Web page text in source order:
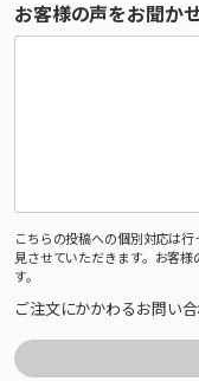
お客様の声をお聞か
こちらの投稿への個別対応は
見させていただきます。お客
す。
ご注文にかかわるお問い